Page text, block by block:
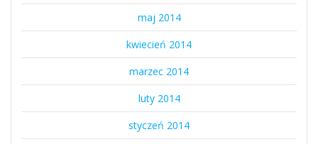
maj 2014
kwiecień 2014
marzec 2014
luty 2014
styczeń 2014